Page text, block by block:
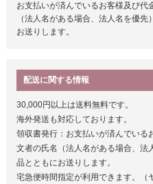
お支払いが済んでいるお客様及び代
（法人名がある場合、法人名を優
お送りします。
配送に関する情報
30,000円以上は送料無料です。
海外発送も対応しております。
領収書発行：お支払いが済んでいる
文者の氏名（法人名がある場合、法
品とともにお送りします。
宅急便時間指定が利用できます。（